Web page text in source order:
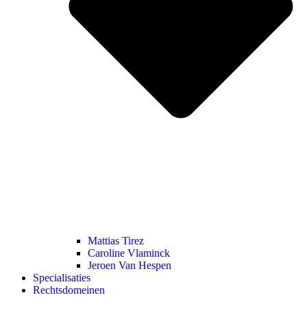
Mattias Tirez
Caroline Vlaminck
Jeroen Van Hespen
Specialisaties
Rechtsdomeinen